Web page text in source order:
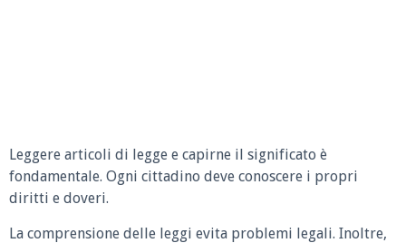
Leggere articoli di legge e capirne il significato è
fondamentale. Ogni cittadino deve conoscere i propri
diritti e doveri.
La comprensione delle leggi evita problemi legali. Inoltre,